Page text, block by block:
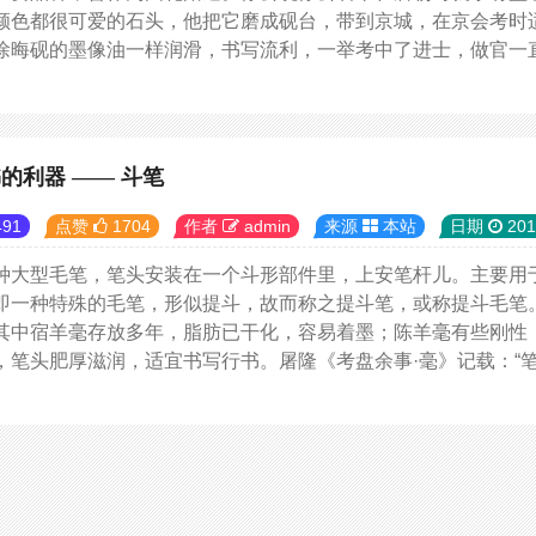
色都很可爱的石头，他把它磨成砚台，带到京城，在京会考
晦砚的墨像油一样润滑，书写流利，一举考中了进士，做官一
的利器 —— 斗笔
点赞 1704 作者 admin 来源 本站 日期
大型毛笔，笔头安装在一个斗形部件里，上安笔杆儿。主要
一种特殊的毛笔，形似提斗，故而称之提斗笔，或称提斗毛
中宿羊毫存放多年，脂肪已干化，容易着墨；陈羊毫有些刚
笔头肥厚滋润，适宜书写行书。屠隆《考盘余事·毫》记载：“